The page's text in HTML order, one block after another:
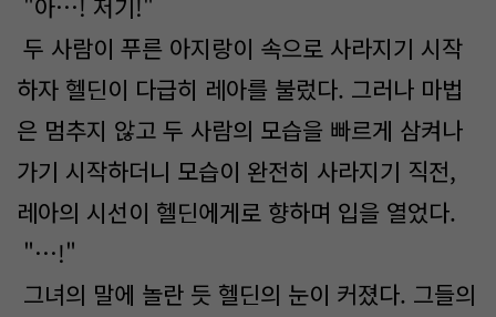
"아…! 저기!"
두 사람이 푸른 아지랑이 속으로 사라지기 시작
하자 헬딘이 다급히 레아를 불렀다. 그러나 마법
은 멈추지 않고 두 사람의 모습을 빠르게 삼켜나
가기 시작하더니 모습이 완전히 사라지기 직전,
레아의 시선이 헬딘에게로 향하며 입을 열었다.
"…!"
그녀의 말에 놀란 듯 헬딘의 눈이 커졌다. 그들의